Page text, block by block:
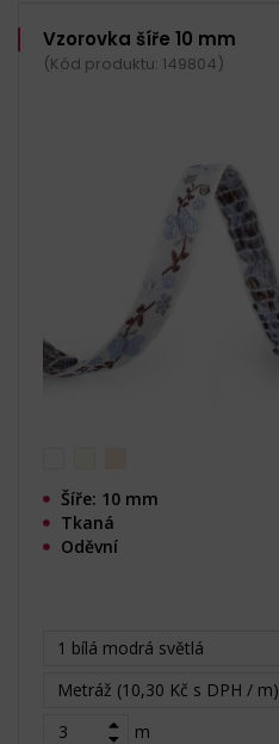
Vzorovka šíře 10 mm
(Kód produktu: 149804)
Šíře: 10 mm
Tkaná
Oděvní
1 bílá modrá světlá
Metráž (10,30 Kč s DPH / m)
m